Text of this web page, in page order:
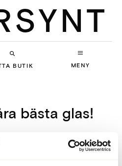
BUTIK MENY
bästa glas!
rabatt på våra bästa
glasögon.